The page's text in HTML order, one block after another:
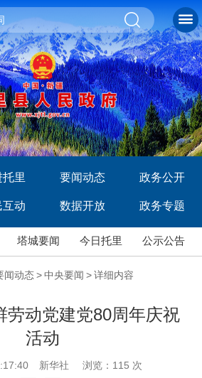
托里 要闻动态 政务公开
互动 数据开放 政务专题
塔城要闻 今日托里 公示公告
闻动态 > 中央要闻 > 详细内容
劳动党建党80周年庆祝
活动
新华社 浏览： 115 次